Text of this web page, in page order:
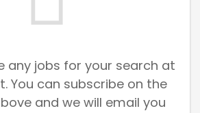
any jobs for your search at
You can subscribe on the
and we will email you